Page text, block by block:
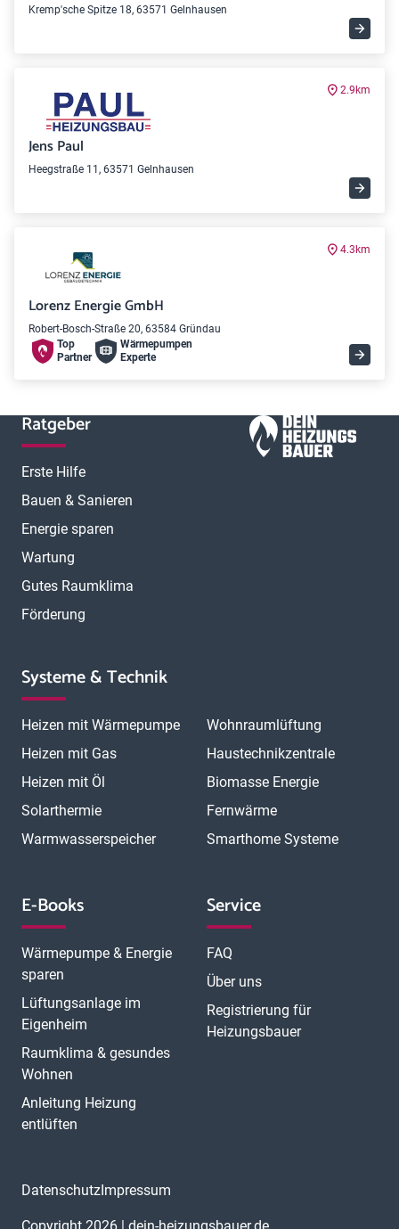
Kremp'sche Spitze 18, 63571 Gelnhausen
2.9km
Jens Paul
Heegstraße 11, 63571 Gelnhausen
4.3km
Lorenz Energie GmbH
Robert-Bosch-Straße 20, 63584 Gründau
Top
Partner
Wärme­pumpen
Experte
Ratgeber
Erste Hilfe
Bauen & Sanieren
Energie sparen
Wartung
Gutes Raumklima
Förderung
Systeme & Technik
Heizen mit Wärmepumpe
Heizen mit Gas
Heizen mit Öl
Solarthermie
Warmwasserspeicher
Wohnraumlüftung
Haustechnikzentrale
Biomasse Energie
Fernwärme
Smarthome Systeme
E-Books
Wärmepumpe & Energie
sparen
Lüftungsanlage im
Eigenheim
Raumklima & gesundes
Wohnen
Anleitung Heizung
entlüften
Service
FAQ
Über uns
Registrierung für
Heizungsbauer
DatenschutzImpressum